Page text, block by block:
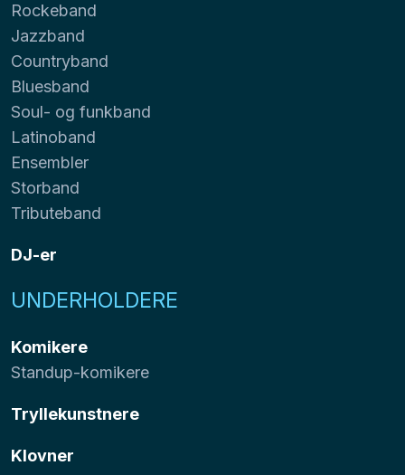
Rockeband
Jazzband
Countryband
Bluesband
Soul- og funkband
Latinoband
Ensembler
Storband
Tributeband
DJ-er
UNDERHOLDERE
Komikere
Standup-komikere
Tryllekunstnere
Klovner